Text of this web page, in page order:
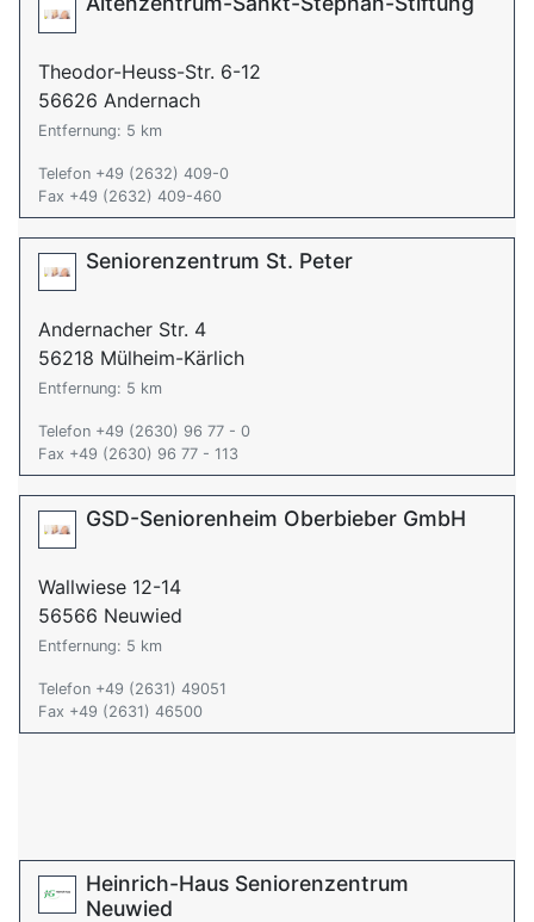
Theodor-Heuss-Str. 6-12
56626 Andernach
Entfernung: 5 km
Telefon +49 (2632) 409-0
Fax +49 (2632) 409-460
Seniorenzentrum St. Peter
Andernacher Str. 4
56218 Mülheim-Kärlich
Entfernung: 5 km
Telefon +49 (2630) 96 77 - 0
Fax +49 (2630) 96 77 - 113
GSD-Seniorenheim Oberbieber GmbH
Wallwiese 12-14
56566 Neuwied
Entfernung: 5 km
Telefon +49 (2631) 49051
Fax +49 (2631) 46500
Heinrich-Haus Seniorenzentrum
Neuwied